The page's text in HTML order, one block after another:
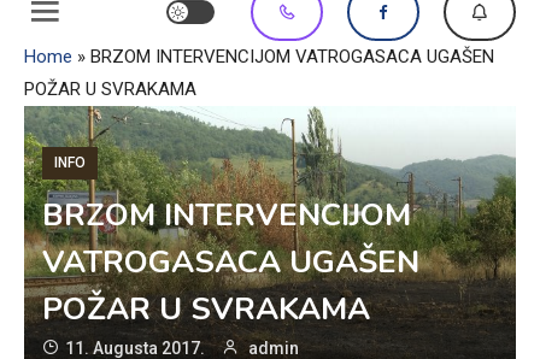
Home » BRZOM INTERVENCIJOM VATROGASACA UGAŠEN
POŽAR U SVRAKAMA
INFO
BRZOM INTERVENCIJOM
VATROGASACA UGAŠEN
POŽAR U SVRAKAMA
11. Augusta 2017. admin